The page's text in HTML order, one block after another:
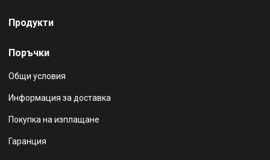
Продукти
Поръчки
Общи условия
Информация за доставка
Покупка на изплащане
Гаранция